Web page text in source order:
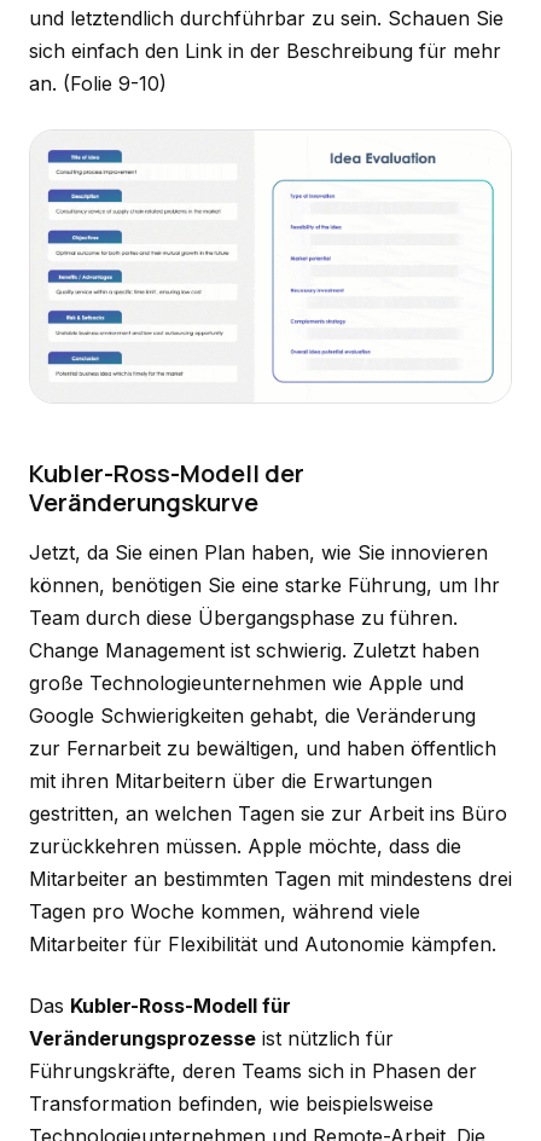
und letztendlich durchführbar zu sein. Schauen Sie
sich einfach den Link in der Beschreibung für mehr
an. (Folie 9-10)
Kubler-Ross-Modell der
Veränderungskurve
Jetzt, da Sie einen Plan haben, wie Sie innovieren
können, benötigen Sie eine starke Führung, um Ihr
Team durch diese Übergangsphase zu führen.
Change Management ist schwierig. Zuletzt haben
große Technologieunternehmen wie Apple und
Google Schwierigkeiten gehabt, die Veränderung
zur Fernarbeit zu bewältigen, und haben öffentlich
mit ihren Mitarbeitern über die Erwartungen
gestritten, an welchen Tagen sie zur Arbeit ins Büro
zurückkehren müssen. Apple möchte, dass die
Mitarbeiter an bestimmten Tagen mit mindestens drei
Tagen pro Woche kommen, während viele
Mitarbeiter für Flexibilität und Autonomie kämpfen.
Das Kubler-Ross-Modell für
Veränderungsprozesse ist nützlich für
Führungskräfte, deren Teams sich in Phasen der
Transformation befinden, wie beispielsweise